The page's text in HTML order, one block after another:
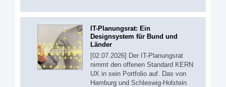
IT-Planungsrat: Ein
Designsystem für Bund und
Länder
[02.07.2026] Der IT-Planungsrat
nimmt den offenen Standard KERN
UX in sein Portfolio auf. Das von
Hamburg und Schleswig-Holstein